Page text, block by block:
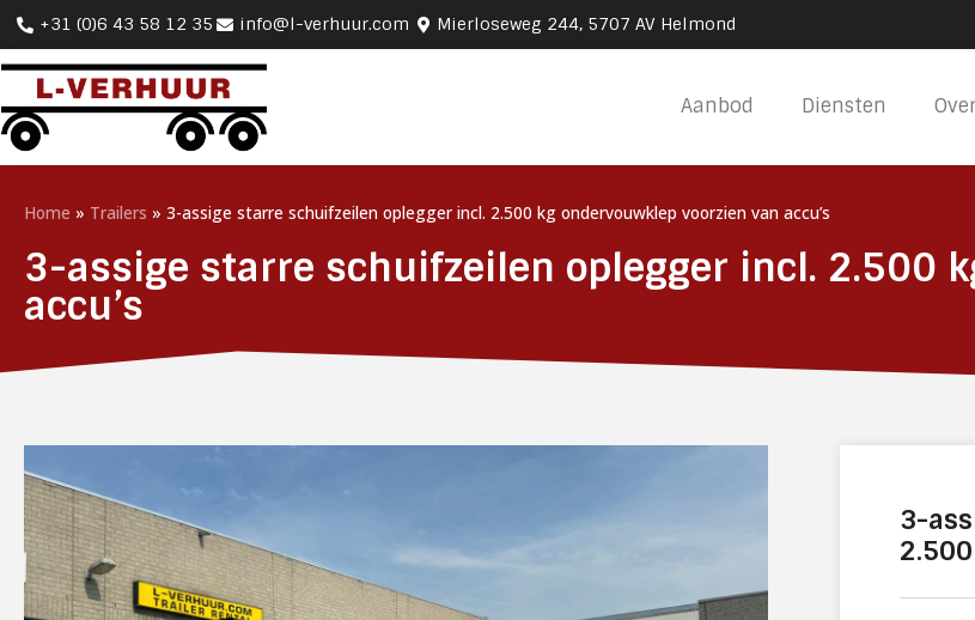
+31 (0)6 43 58 12 35 info@l-verhuur.com Mierloseweg 244, 5707 AV Helmond
Aanbod Diensten
Home » Trailers » 3-assige starre schuifzeilen oplegger incl. 2.500 kg ondervouwklep voorzien van accu’s
3-assige starre schuifzeilen oplegger incl. 2.500
accu’s
3-